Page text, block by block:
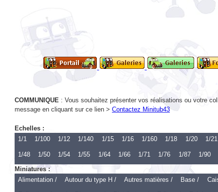
COMMUNIQUE
: Vous souhaitez présenter vos réalisations ou votre
Contactez Minitub43
Echelles :
1/1
1/48 1/50 1/54 1/55 1/64 1/66 1/71 1/76 1/87
1/90
Miniatures :
Alimentation /
Autour du type H / Autres matières / Base /
Collectionné par / Dioramas / Distributeur / Editeur / Fabricant